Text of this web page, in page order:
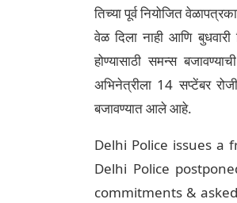
तिच्या पूर्व नियोजित
वेळ दिला नाही आणि
होण्यासाठी समन्स
अभिनेत्रीला 14 सप्टेंबर
बजावण्यात आले आहे.
Delhi Police issues a
Delhi Police
commitments &